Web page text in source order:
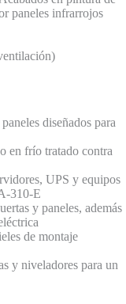
paneles infrarrojos
diseñados para
en frío tratado contra
UPS y equipos
310-E
y paneles, además
de montaje
y niveladores para un